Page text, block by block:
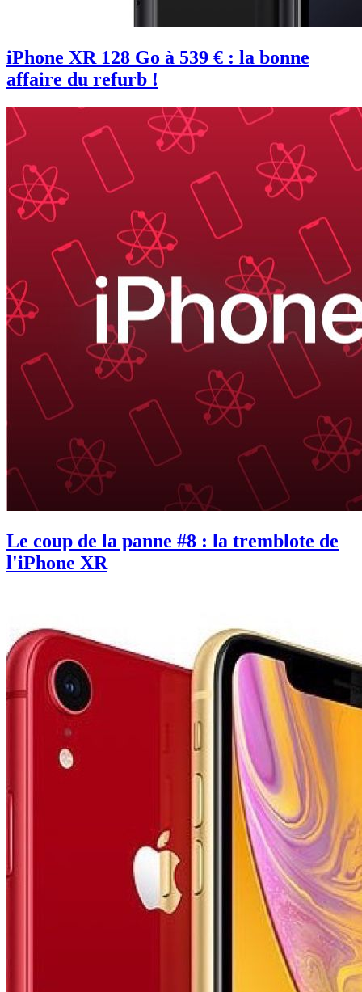
iPhone XR 128 Go à 539 € : la bonne
affaire du refurb !
Le coup de la panne #8 : la tremblote de
l'iPhone XR